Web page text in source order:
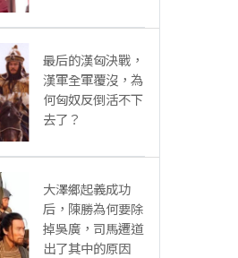
最后的漢匈決戰，
漢軍全軍覆沒，為
何匈奴反倒活不下
去了？
大澤鄉起義成功
后，陳勝為何要除
掉吳廣，司馬遷道
出了其中的原因